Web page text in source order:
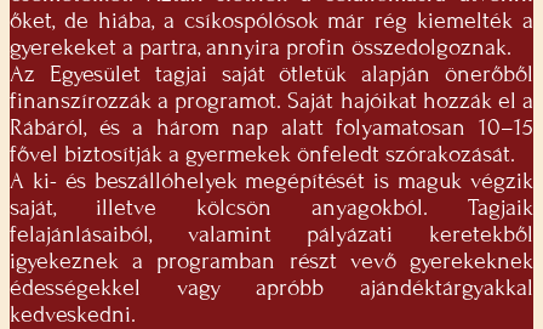
őket, de hiába, a csíkospólósok már rég kiemelték a
gyerekeket a partra, annyira profin összedolgoznak.
Az Egyesület tagjai saját ötletük alapján önerőből
finanszírozzák a programot. Saját hajóikat hozzák el a
Rábáról, és a három nap alatt folyamatosan 10–15
fővel biztosítják a gyermekek önfeledt szórakozását.
A ki- és beszállóhelyek megépítését is maguk végzik
saját, illetve kölcsön anyagokból. Tagjaik
felajánlásaiból, valamint pályázati keretekből
igyekeznek a programban részt vevő gyerekeknek
édességekkel vagy apróbb ajándéktárgyakkal
kedveskedni.